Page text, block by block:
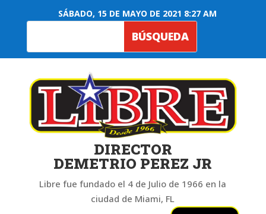
SÁBADO, 15 DE MAYO DE 2021 8:27 AM
DIRECTOR
DEMETRIO PEREZ JR
Libre fue fundado el 4 de Julio de 1966 en la
ciudad de Miami, FL